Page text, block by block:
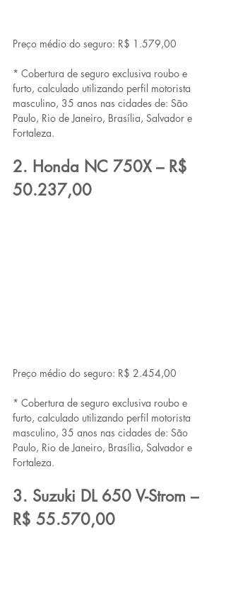
Preço médio do seguro: R$ 1.579,00
* Cobertura de seguro exclusiva roubo e
furto, calculado utilizando perfil motorista
masculino, 35 anos nas cidades de: São
Paulo, Rio de Janeiro, Brasília, Salvador e
Fortaleza.
2. Honda NC 750X – R$
50.237,00
Preço médio do seguro: R$ 2.454,00
* Cobertura de seguro exclusiva roubo e
furto, calculado utilizando perfil motorista
masculino, 35 anos nas cidades de: São
Paulo, Rio de Janeiro, Brasília, Salvador e
Fortaleza.
3. Suzuki DL 650 V-Strom –
R$ 55.570,00